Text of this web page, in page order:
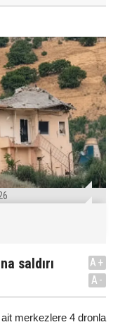
saldırı
A+
A-
merkezlere 4 dronla